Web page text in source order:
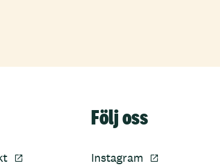
Följ oss
Instagram